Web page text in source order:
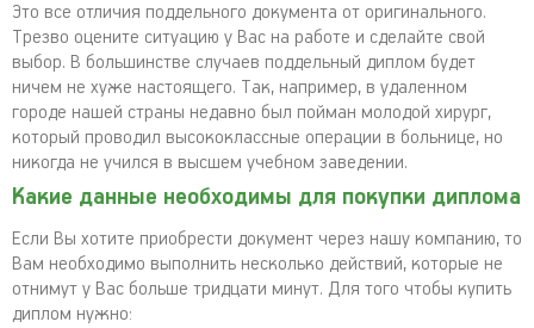
Это все отличия поддельного документа от оригинального.
Трезво оцените ситуацию у Вас на работе и сделайте свой
выбор. В большинстве случаев поддельный диплом будет
ничем не хуже настоящего. Так, например, в удаленном
городе нашей страны недавно был пойман молодой хирург,
который проводил высококлассные операции в больнице, но
никогда не учился в высшем учебном заведении.
Какие данные необходимы для покупки диплома
Если Вы хотите приобрести документ через нашу компанию, то
Вам необходимо выполнить несколько действий, которые не
отнимут у Вас больше тридцати минут. Для того чтобы купить
диплом нужно: